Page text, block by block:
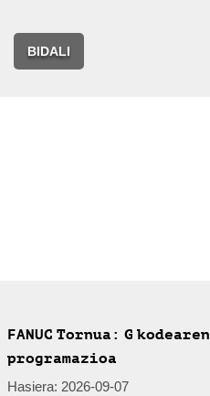
BIDALI
FANUC Tornua: G kodearen
programazioa
Hasiera: 2026-09-07